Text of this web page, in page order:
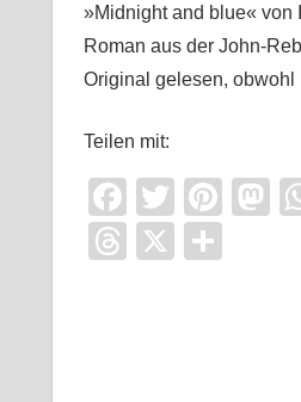
»Midnight and blue« von
Roman aus der John-
Original gelesen, obwohl
Teilen mit:
Facebook
Twitter
Threads
X